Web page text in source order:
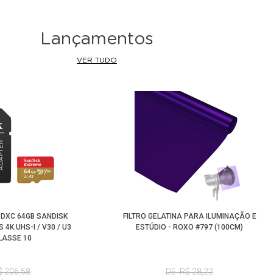
Lançamentos
VER TUDO
64GB SANDISK
4K UHS-I / V30 / U3
10
206,58
FILTRO GELATINA PARA ILUMINAÇÃO E
ESTÚDIO - ROXO #797 (100CM)
DE: R$ 28,22